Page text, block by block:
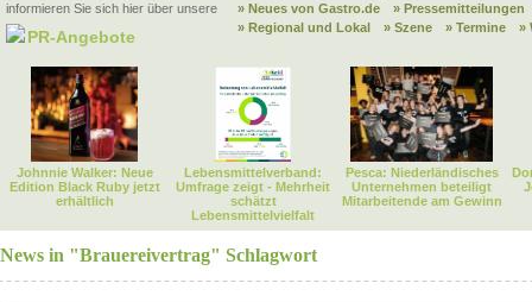
informieren Sie sich hier über unsere
PR-Angebote
» Neues von Gastro.de
» Pressemitteilungen
» Regional und Lokal
» Szene » Termine »
Johnnie Walker: Neue
Edition Black Ruby jetzt
erhältlich
Lebensmittelverband:
Umfrage zeigt - Mehrheit
schätzt
Lebensmittelvielfalt
Pesca: Niederländisches
Unternehmen beteiligt
Mitarbeitende am Gewinn
News in "Brauereivertrag" Schlagwort